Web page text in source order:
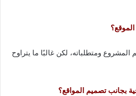
ومتطلباته، لكن غالبًا ما يتراوح
بجانب تصميم المواقع؟